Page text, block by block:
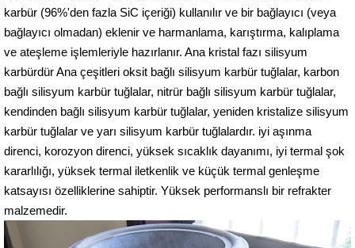
karbür (96%'den fazla SiC içeriği) kullanılır ve bir bağlayıcı (veya
bağlayıcı olmadan) eklenir ve harmanlama, karıştırma, kalıplama
ve ateşleme işlemleriyle hazırlanır. Ana kristal fazı silisyum
karbürdür Ana çeşitleri oksit bağlı silisyum karbür tuğlalar, karbon
bağlı silisyum karbür tuğlalar, nitrür bağlı silisyum karbür tuğlalar,
kendinden bağlı silisyum karbür tuğlalar, yeniden kristalize silisyum
karbür tuğlalar ve yarı silisyum karbür tuğlalardır. iyi aşınma
direnci, korozyon direnci, yüksek sıcaklık dayanımı, iyi termal şok
kararlılığı, yüksek termal iletkenlik ve küçük termal genleşme
katsayısı özelliklerine sahiptir. Yüksek performanslı bir refrakter
malzemedir.